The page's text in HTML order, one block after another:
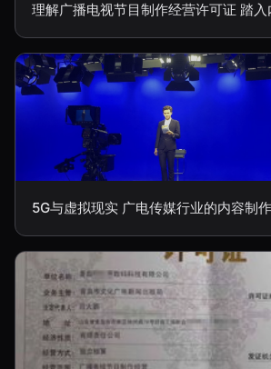
理解广播电视节目制作经营许可证 踏
5G与虚拟现实 广电传媒行业的内容制